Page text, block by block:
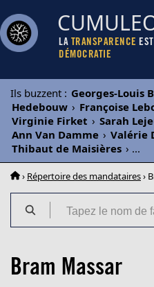
LA TRANSPARENCE
DÉMOCRATIE
Ils buzzent : Georges-Louis
Hedebouw › Françoise
Virginie Firket › Sarah
Ann Van Damme › Valérie
Thibaut de Maisières › ...
› Répertoire des mandataires›
Bram Massar